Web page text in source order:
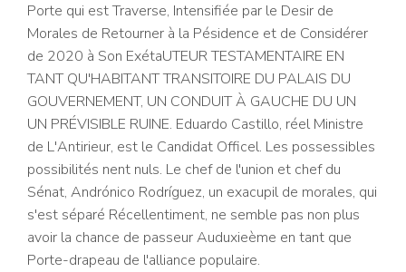
Porte qui est Traverse, Intensifiée par le Desir de
Morales de Retourner à la Pésidence et de Considérer
de 2020 à Son ExétaUTEUR TESTAMENTAIRE EN
TANT QU'HABITANT TRANSITOIRE DU PALAIS DU
GOUVERNEMENT, UN CONDUIT À GAUCHE DU UN
UN PRÉVISIBLE RUINE. Eduardo Castillo, réel Ministre
de L'Antirieur, est le Candidat Officel. Les possessibles
possibilités nent nuls. Le chef de l'union et chef du
Sénat, Andrónico Rodríguez, un exacupil de morales, qui
s'est séparé Récellentiment, ne semble pas non plus
avoir la chance de passeur Auduxieème en tant que
Porte-drapeau de l'alliance populaire.